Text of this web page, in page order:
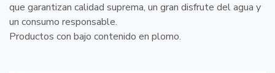
que garantizan calidad suprema, un gran disfrute del agua y
un consumo responsable.
Productos con bajo contenido en plomo.